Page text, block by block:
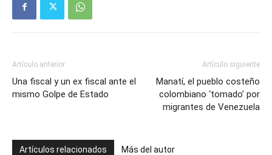
Artículo anterior
Una fiscal y un ex fiscal ante el
mismo Golpe de Estado
Artículo siguiente
Manatí, el pueblo costeño
colombiano ‘tomado’ por
migrantes de Venezuela
Artículos relacionados Más del autor